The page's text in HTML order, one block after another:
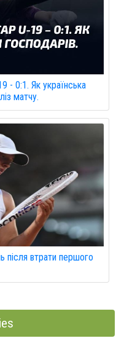
- 0:1. Як українська
матчу.
після втрати першого